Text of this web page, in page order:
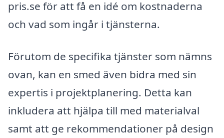
pris.se för att få en idé om kostnaderna
och vad som ingår i tjänsterna.
Förutom de specifika tjänster som nämns
ovan, kan en smed även bidra med sin
expertis i projektplanering. Detta kan
inkludera att hjälpa till med materialval
samt att ge rekommendationer på design